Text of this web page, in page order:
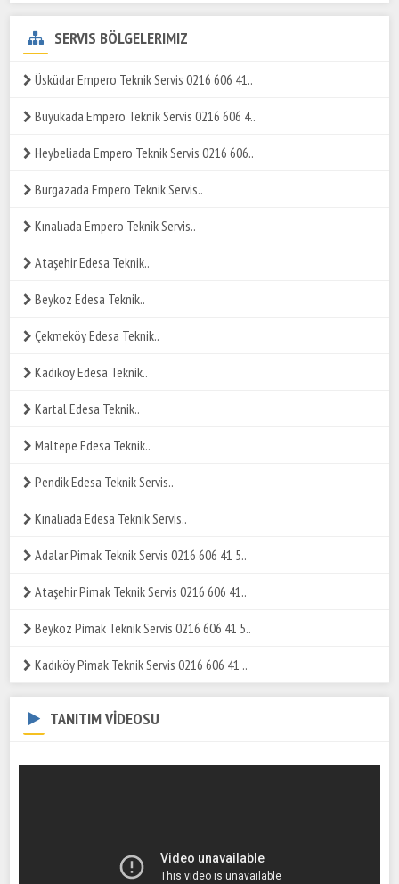
SERVIS BÖLGELERIMIZ
Üsküdar Empero Teknik Servis 0216 606 41..
Büyükada Empero Teknik Servis 0216 606 4..
Heybeliada Empero Teknik Servis 0216 606..
Burgazada Empero Teknik Servis..
Kınalıada Empero Teknik Servis..
Ataşehir Edesa Teknik..
Beykoz Edesa Teknik..
Çekmeköy Edesa Teknik..
Kadıköy Edesa Teknik..
Kartal Edesa Teknik..
Maltepe Edesa Teknik..
Pendik Edesa Teknik Servis..
Kınalıada Edesa Teknik Servis..
Adalar Pimak Teknik Servis 0216 606 41 5..
Ataşehir Pimak Teknik Servis 0216 606 41..
Beykoz Pimak Teknik Servis 0216 606 41 5..
Kadıköy Pimak Teknik Servis 0216 606 41 ..
TANITIM VİDEOSU